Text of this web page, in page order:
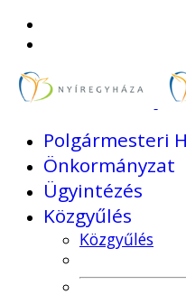
Polgármesteri
Önkormányzat
Ügyintézés
Közgyűlés
Közgyűlés